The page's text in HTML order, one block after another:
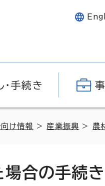
・手続き
け情報 > 産業振興 > 農
場合の手続き